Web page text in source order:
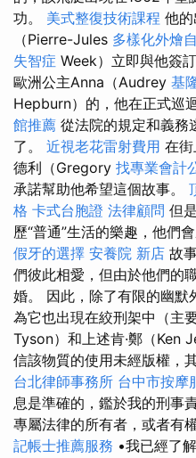
功。 美式整復技術課程 他的
（Pierre-Jules 多樣化外燴
失智症 Week）立即與他簽
歐洲公主Anna（Audrey 基
Hepburn）的，他在正式巡
館推薦 從法院的規定和義務
了。 近視老花雷射費用 在
德利（Gregory 找專業會計
承諾幫助他希望這個故事。
格 卡式台胞證 法律顧問 但
歷“普通”生活的樂趣，他們
假牙的選擇 安養院 新店 故
們彼此相愛，但由於他們的
婚。 因此，除了有限的幽默
為它也出現在絞刑架中（主
Tyson）和上述肯·鄭（Ken
信該物質的使用未經版權，
台北律師事務所 台中市按摩
息是準確的，鑑於我的刑事
專屬法律的所有者，或者有
記帳士推薦服務 •我已經了